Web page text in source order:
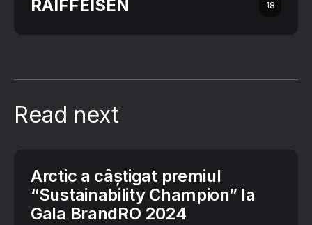
RAIFFEISEN 18
Read next
Arctic a câștigat premiul
“Sustainability Champion” la
Gala BrandRO 2024